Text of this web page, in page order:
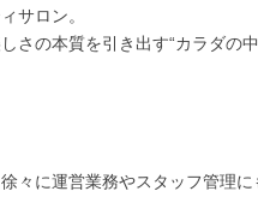
サロン。
さの本質を引き出す“カラダの
々に運営業務やスタッフ管理に